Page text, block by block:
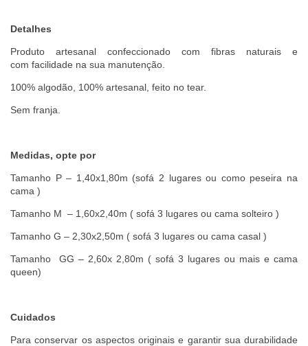
Detalhes
Produto artesanal confeccionado com fibras naturais e
com facilidade na sua manutenção.
100% algodão, 100% artesanal, feito no tear.
Sem franja.
Medidas, opte por
Tamanho P – 1,40x1,80m (sofá 2 lugares ou como peseira na
cama )
Tamanho M – 1,60x2,40m ( sofá 3 lugares ou cama solteiro )
Tamanho G – 2,30x2,50m ( sofá 3 lugares ou cama casal )
Tamanho GG – 2,60x 2,80m ( sofá 3 lugares ou mais e cama
queen)
Cuidados
Para conservar os aspectos originais e garantir sua durabilidade